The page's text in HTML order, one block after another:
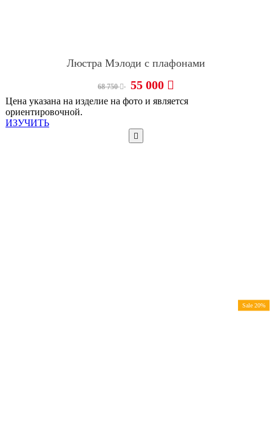
Люстра Мэлоди с плафонами
68 750 55 000
Цена указана на изделие на фото и является
ориентировочной.
ИЗУЧИТЬ
Sale 20%